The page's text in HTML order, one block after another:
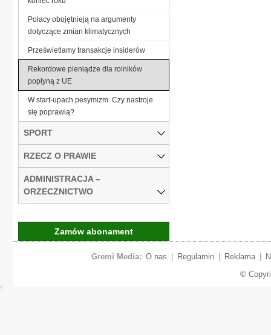
Polacy obojętnieją na argumenty
dotyczące zmian klimatycznych
Prześwietlamy transakcje insiderów
Rekordowe pieniądze dla rolników
popłyną z UE
W start-upach pesymizm. Czy nastroje
się poprawią?
SPORT
RZECZ O PRAWIE
ADMINISTRACJA –
ORZECZNICTWO
Zamów abonament
Gremi Media: O nas Regulamin Reklama
©